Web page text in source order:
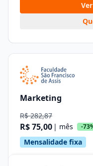
Marketing
R$ 282,87
R$ 75,00 | mês -
Mensalidade fixa